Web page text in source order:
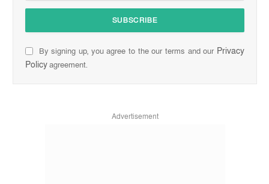
By signing up, you agree to the our terms and our Privacy
Policyagreement.
Advertisement